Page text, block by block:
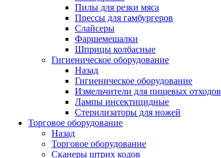
Пилы для резки мяса
Прессы для гамбургеров
Слайсеры
Фаршемешалки
Шприцы колбасные
Гигиеническое оборудование
Назад
Гигиеническое оборудование
Измельчители для пищевых отходов
Лампы инсектицидные
Стерилизаторы для ножей
Торговое оборудование
Назад
Торговое оборудование
Сканеры штрих кодов